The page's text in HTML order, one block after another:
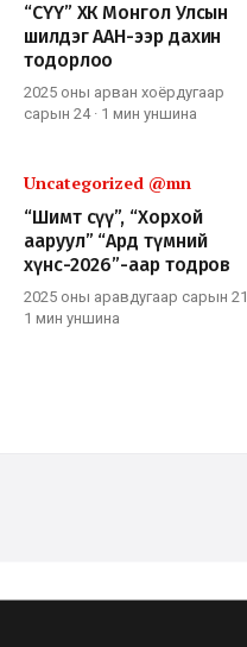
“СҮҮ” ХК Монгол Улсын
шилдэг ААН-ээр дахин
тодорлоо
2025 оны арван хоёрдугаар
сарын 24· 1 мин уншина
Uncategorized @mn
“Шимт сүү”, “Хорхой
ааруул” “Ард түмний
хүнс-2026”-аар тодров
2025 оны аравдугаар сарын 21
1 мин уншина